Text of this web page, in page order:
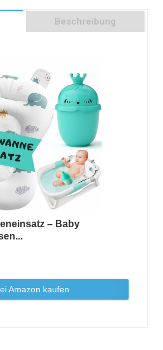
Beschreibung
– Baby
Amazon kaufen